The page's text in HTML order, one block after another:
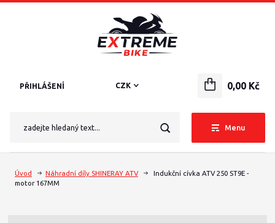
Menu
CZK
PŘIHLÁŠENÍ 0,00 Kč
Úvod Náhradní díly SHINERAY ATV
Indukční cívka ATV 250 ST9E -
motor 167MM